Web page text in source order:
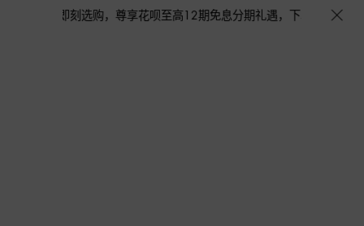
止。即刻选购，尊享花呗至高12期免息分期礼遇，下单即赠倾心之